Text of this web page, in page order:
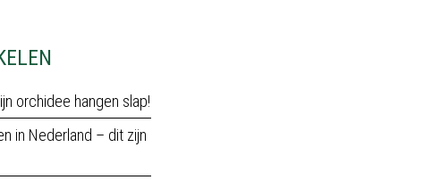
orchidee hangen slap!
in Nederland – dit zijn